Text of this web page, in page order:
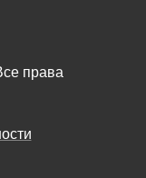
права